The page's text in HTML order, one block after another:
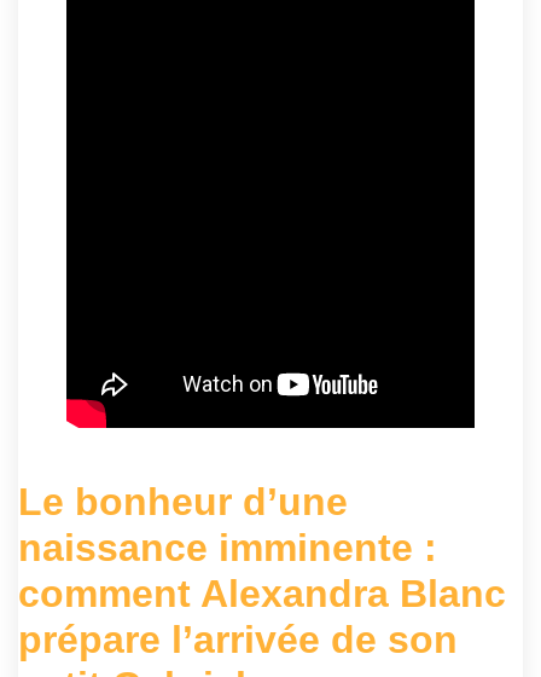
Le bonheur d’une
naissance imminente :
comment Alexandra Blanc
prépare l’arrivée de son